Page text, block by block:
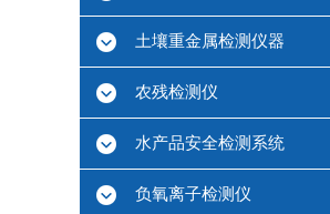
土壤重金属检测仪器
农残检测仪
水产品安全检测系统
负氧离子检测仪